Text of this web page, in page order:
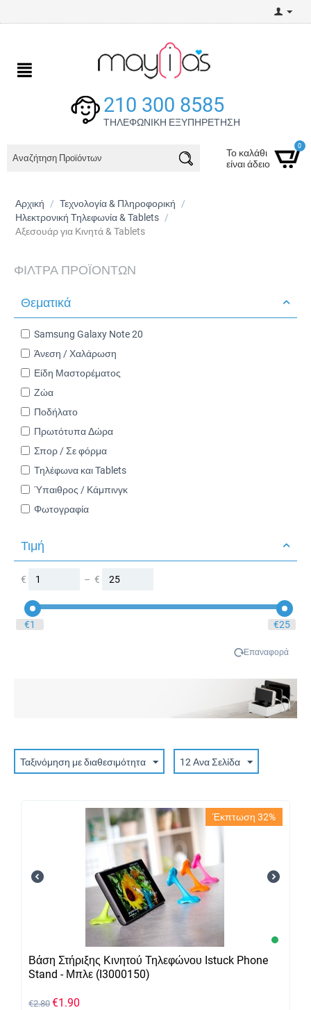
210 300 8585
ΤΗΛΕΦΩΝΙΚΗ ΕΞΥΠΗΡΕΤΗΣΗ
Το καλάθι
είναι άδειο
0
Αρχική / Τεχνολογία & Πληροφορική
/
Ηλεκτρονική Τηλεφωνία & Tablets /
Aξεσουάρ για Κινητά & Tablets
ΦΊΛΤΡΑ ΠΡΟΪΌΝΤΩΝ
Θεματικά
Samsung Galaxy Note 20
Άνεση / Χαλάρωση
Είδη Μαστορέματος
Ζώα
Ποδήλατο
Πρωτότυπα Δώρα
Σπορ / Σε φόρμα
Τηλέφωνα και Tablets
Ύπαιθρος / Κάμπινγκ
Φωτογραφία
Τιμή
€ – €
‎€1 ‎€25
Επαναφορά
Ταξινόμηση με διαθεσιμότητα 12 Ανα Σελίδα
Έκπτωση 32%
Βάση Στήριξης Κινητού Τηλεφώνου Istuck Phone
Stand - Μπλε (I3000150)
€2.80 €1.90